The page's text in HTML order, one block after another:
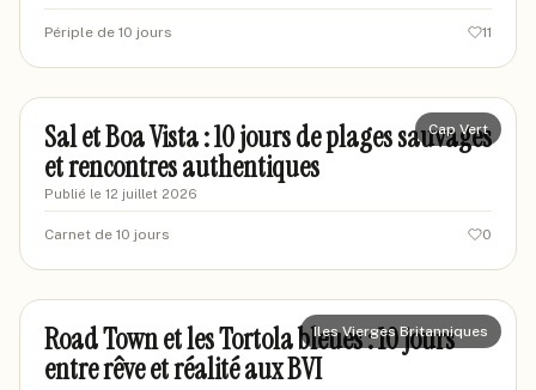
Périple de 10 jours 11
marieexplore92
Cap Vert
Sal et Boa Vista : 10 jours de plages sauvages
et rencontres authentiques
Publié le 12 juillet 2026
Carnet de 10 jours 0
marcgilbert82
Iles Vierges Britanniques
Road Town et les Tortola bleues : 10 jours
entre rêve et réalité aux BVI